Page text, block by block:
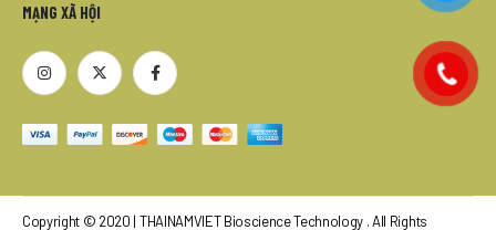
MẠNG XÃ HỘI
Copyright © 2020 | THAINAMVIET Bioscience Technology . All Rights